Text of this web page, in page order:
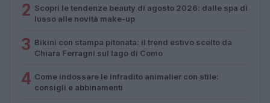
2 Scopri le tendenze beauty di agosto 2026: dalle spa di
lusso alle novità make-up
3 Bikini con stampa pitonata: il trend estivo scelto da
Chiara Ferragni sul lago di Como
4 Come indossare le infradito animalier con stile:
consigli e abbinamenti